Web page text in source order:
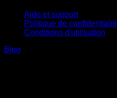
Aide et support
Politique de
Conditions d'utilisation
Blog